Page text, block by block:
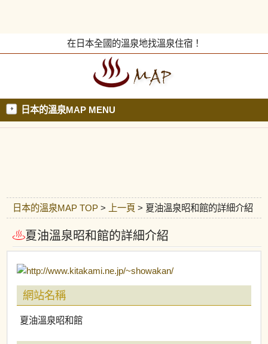
在日本全國的溫泉地找溫泉住宿！
日本的溫泉MAP MENU
日本的溫泉MAP TOP > 上一頁 > 夏油溫泉昭和館的詳細介紹
夏油溫泉昭和館的詳細介紹
網站名稱
夏油溫泉昭和館